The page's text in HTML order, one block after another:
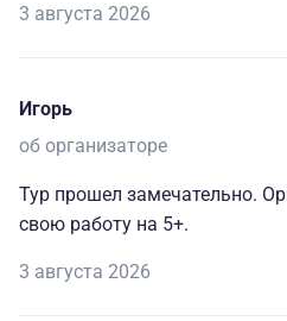
3 августа 2026
Игорь
об организаторе
Тур прошел замечательно.
свою работу на 5+.
3 августа 2026